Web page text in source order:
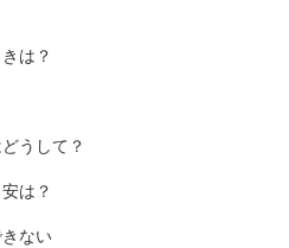
は？
うして？
は？
ない